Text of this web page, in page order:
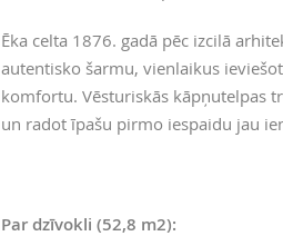
Ēka celta 1876. gadā pēc izcilā
autentisko šarmu, vienlaikus
komfortu. Vēsturiskās kāpņutelpas
un radot īpašu pirmo iespaidu jau
Par dzīvokli (52,8 m2):